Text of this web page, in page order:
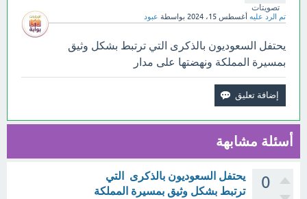
تصويتات
تم الرد عليه أغسطس 15، 2024 بواسطة عبود
يحتفل السعوديون بالذكرى التي ترتبط بشكل وثيق
بمسيرة المملكة ونهضتها على مدار
أسئلة مشابهة
0
يحتفل السعوديون بالذكرى التي
ترتبط بشكل وثيق بمسيرة المملكة